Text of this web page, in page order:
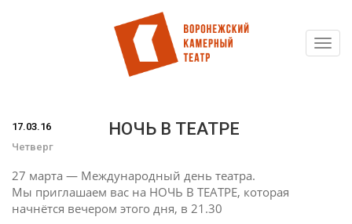
17.03.16
Четверг
НОЧЬ В ТЕАТРЕ
27 марта — Международный день театра.
Мы приглашаем вас на НОЧЬ В ТЕАТРЕ, которая
начнётся вечером этого дня, в 21.30